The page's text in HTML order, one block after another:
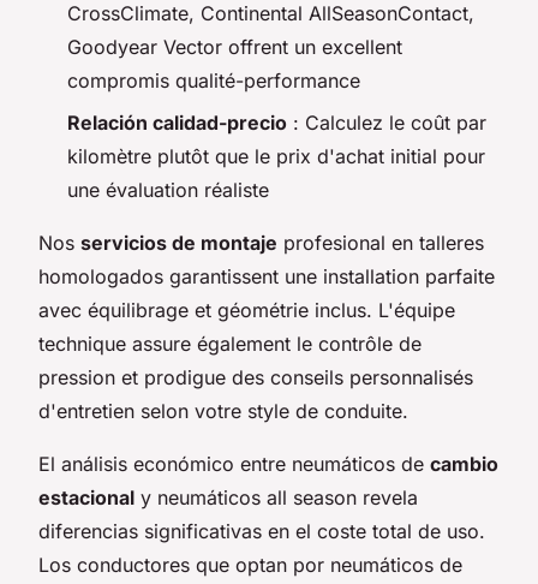
CrossClimate, Continental AllSeasonContact,
Goodyear Vector offrent un excellent
compromis qualité-performance
Relación calidad-precio : Calculez le coût par
kilomètre plutôt que le prix d'achat initial pour
une évaluation réaliste
Nos servicios de montaje profesional en talleres
homologados garantissent une installation parfaite
avec équilibrage et géométrie inclus. L'équipe
technique assure également le contrôle de
pression et prodigue des conseils personnalisés
d'entretien selon votre style de conduite.
El análisis económico entre neumáticos de cambio
estacional y neumáticos all season revela
diferencias significativas en el coste total de uso.
Los conductores que optan por neumáticos de